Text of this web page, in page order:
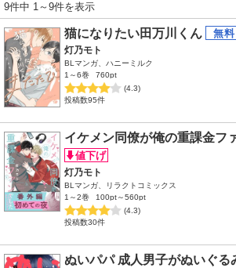
9件中 1～9件を表示
猫になりたい田万川くん
灯乃モト
BLマンガ、ハニーミルク
1～6巻
760pt
(4.3)
投稿数95件
イケメン同僚が俺の重課金フ
灯乃モト
BLマンガ、リラクトコミックス
1～2巻
100pt～560pt
(4.3)
投稿数30件
ぬいパパ 成人男子がぬいぐる